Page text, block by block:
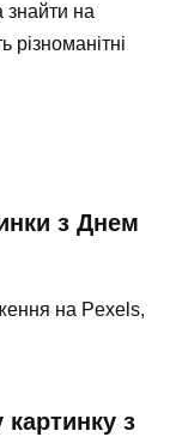
знайти на
різноманітні
з Днем
на Pexels,
картинку з